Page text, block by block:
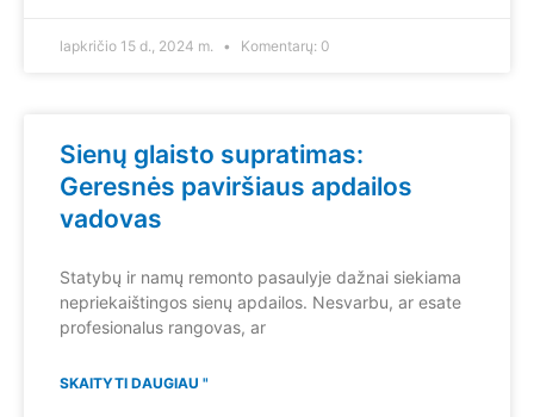
lapkričio 15 d., 2024 m. Komentarų: 0
Sienų glaisto supratimas:
Geresnės paviršiaus apdailos
vadovas
Statybų ir namų remonto pasaulyje dažnai siekiama
nepriekaištingos sienų apdailos. Nesvarbu, ar esate
profesionalus rangovas, ar
SKAITYTI DAUGIAU "